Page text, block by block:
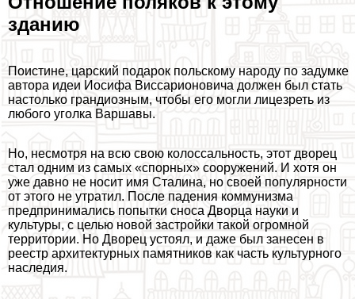
зданию
Поистине, царский подарок польскому народу по задумке
автора идеи Иосифа Виссарионовича должен был стать
настолько грандиозным, чтобы его могли лицезреть из
любого уголка Варшавы.
Но, несмотря на всю свою колоссальность, этот дворец
стал одним из самых «спopных» сооружений. И хотя он
уже давно не носит имя Сталина, но своей популярности
от этого не утратил. После падения коммунизма
предпринимались попытки сноса Дворца науки и
культуры, с целью новой застройки такой огромной
территории. Но Дворец устоял, и даже был занесен в
реестр архитектурных памятников как часть культурного
наследия.